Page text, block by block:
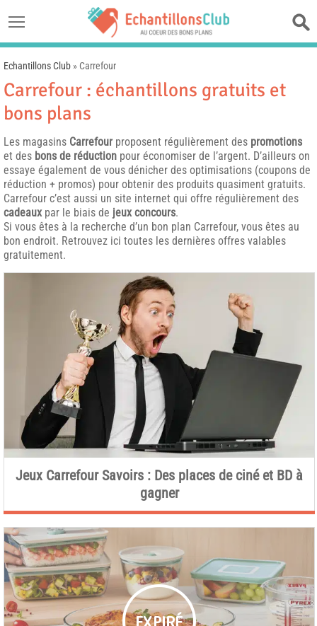
Echantillons Club » Carrefour
Carrefour : échantillons gratuits et
bons plans
Les magasins Carrefourproposent régulièrement des promotions
et des bons de réduction pour économiser de l’argent. D’ailleurs on
essaye également de vous dénicher des optimisations (coupons de
réduction + promos) pour obtenir des produits quasiment gratuits.
Carrefour c’est aussi un site internet qui offre régulièrement des
cadeauxpar le biais de jeux concours.
Si vous êtes à la recherche d’un bon plan Carrefour, vous êtes au
bon endroit. Retrouvez ici toutes les dernières offres valables
gratuitement.
Jeux Carrefour Savoirs : Des places de ciné et BD à
gagner